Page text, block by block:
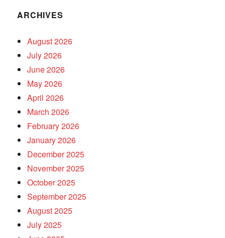
ARCHIVES
August 2026
July 2026
June 2026
May 2026
April 2026
March 2026
February 2026
January 2026
December 2025
November 2025
October 2025
September 2025
August 2025
July 2025